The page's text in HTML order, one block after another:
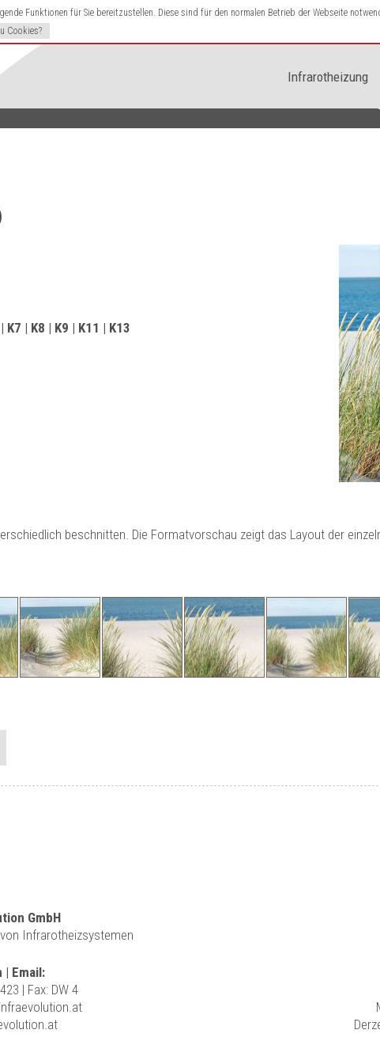
Funktionen für Sie bereitzustellen. Diese sind für den normalen Betrieb der Webseite
Cookies?
Infrarotheizung
| K8 | K9 | K11 | K13
beschnitten. Die Formatvorschau zeigt das Layout der
GmbH
Infrarotheizsystemen
| Email:
| Fax: DW 4